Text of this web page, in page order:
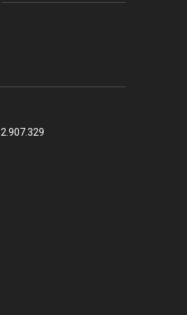
2.907.329